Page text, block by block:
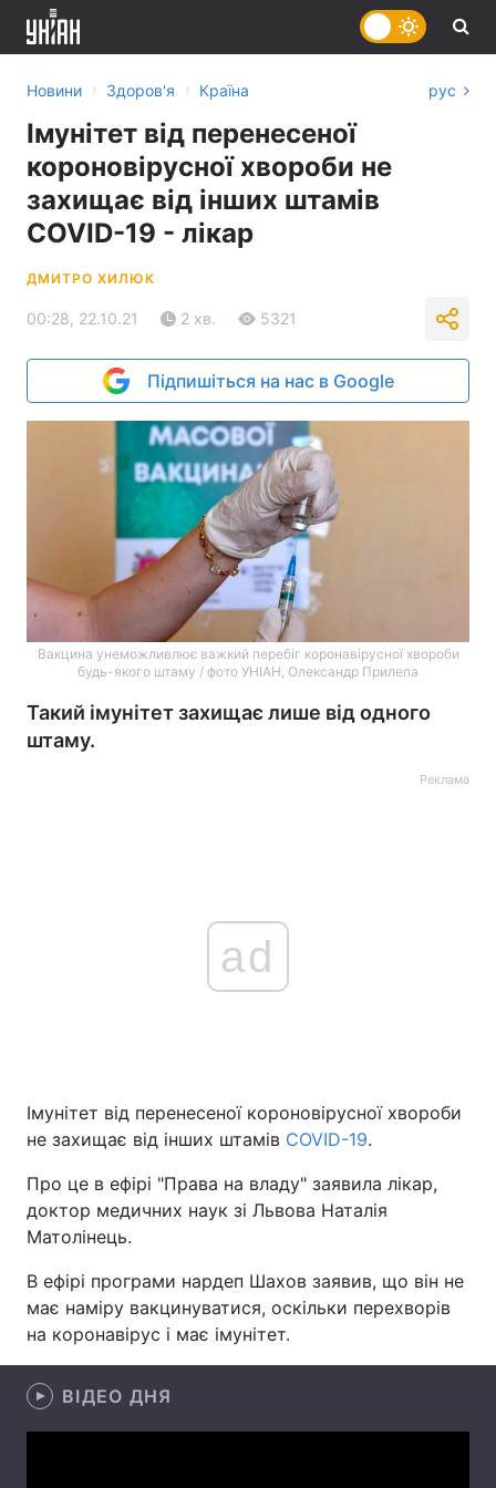
Україна Політика
Економіка Світ
Спорт
Техно і зв'язок Лайт
Зброя Інциденти
Здоров'я
Цікавинки Погода
Новини › Здоров'я › Країна рус
Імунітет від перенесеної
короновірусної хвороби не
захищає від інших штамів
COVID-19 - лікар
ДМИТРО ХИЛЮК
00:28, 22.10.21 2 хв. 5321
Підпишіться на нас в Google
Вакцина унеможливлює важкий перебіг коронавірусної хвороби
будь-якого штаму / фото УНІАН, Олександр Прилепа
Такий імунітет захищає лише від одного
штаму.
Реклама
ad
Імунітет від перенесеної короновірусної хвороби
не захищає від інших штамів COVID-19.
Про це в ефірі "Права на владу" заявила лікар,
доктор медичних наук зі Львова Наталія
Матолінець.
В ефірі програми нардеп Шахов заявив, що він не
має наміру вакцинуватися, оскільки перехворів
на коронавірус і має імунітет.
ВІДЕО ДНЯ